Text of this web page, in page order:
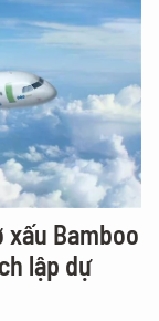
xấu Bamboo
lập dự